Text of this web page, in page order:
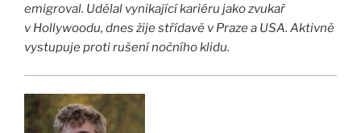
emigroval. Udělal vynikající kariéru jako zvukař
v Hollywoodu, dnes žije střídavě v Praze a USA. Aktivně
vystupuje proti rušení nočního klidu.